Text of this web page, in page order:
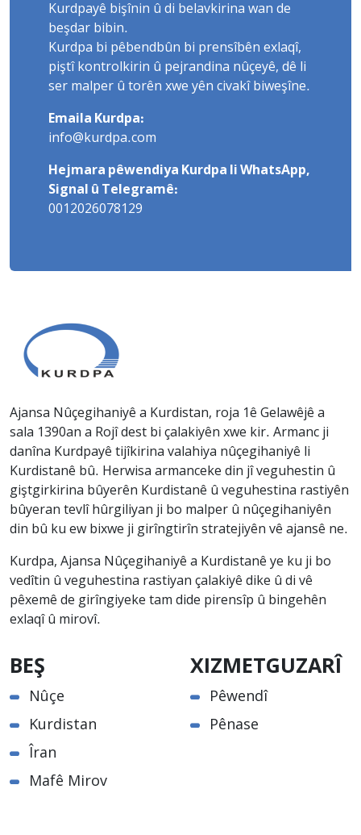
Kurdpayê bişînin û di belavkirina wan de
beşdar bibin.
Kurdpa bi pêbendbûn bi prensîbên exlaqî,
piştî kontrolkirin û pejrandina nûçeyê, dê li
ser malper û torên xwe yên civakî biweşîne.
Emaila Kurdpa:
info@kurdpa.com
Hejmara pêwendiya Kurdpa li WhatsApp,
Signal û Telegramê:
0012026078129
Ajansa Nûçegihaniyê a Kurdistan, roja 1ê Gelawêjê a
sala 1390an a Rojî dest bi çalakiyên xwe kir. Armanc ji
danîna Kurdpayê tijîkirina valahiya nûçegihaniyê li
Kurdistanê bû. Herwisa armanceke din jî veguhestin û
giştgirkirina bûyerên Kurdistanê û veguhestina rastiyên
bûyeran tevlî hûrgiliyan ji bo malper û nûçegihaniyên
din bû ku ew bixwe ji girîngtirîn stratejiyên vê ajansê ne.
Kurdpa, Ajansa Nûçegihaniyê a Kurdistanê ye ku ji bo
vedîtin û veguhestina rastiyan çalakiyê dike û di vê
pêxemê de girîngiyeke tam dide pirensîp û bingehên
exlaqî û mirovî.
BEŞ
Nûçe
Kurdistan
Îran
Mafê Mirov
XIZMETGUZARÎ
Pêwendî
Pênase